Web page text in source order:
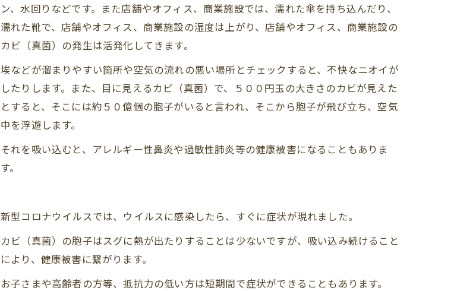
ン、水回りなどです。また店舗やオフィス、商業施設では、濡れた傘を持ち込んだり、
濡れた靴で、店舗やオフィス、商業施設の湿度は上がり、店舗やオフィス、商業施設の
カビ（真菌）の発生は活発化してきます。
埃などが溜まりやすい箇所や空気の流れの悪い場所とチェックすると、不快なニオイが
したりします。また、目に見えるカビ（真菌）で、５００円玉の大きさのカビが見えた
とすると、そこには約５０億個の胞子がいると言われ、そこから胞子が飛び立ち、空気
中を浮遊します。
それを吸い込むと、アレルギー性鼻炎や過敏性肺炎等の健康被害になることもありま
す。
新型コロナウイルスでは、ウイルスに感染したら、すぐに症状が現れました。
カビ（真菌）の胞子はスグに熱が出たりすることは少ないですが、吸い込み続けること
により、健康被害に繋がります。
お子さまや高齢者の方等、抵抗力の低い方は短期間で症状ができることもあります。